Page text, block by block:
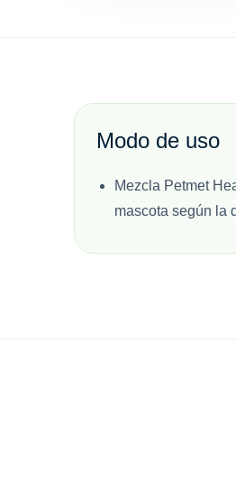
Modo de uso
Mezcla Petmet
mascota según la